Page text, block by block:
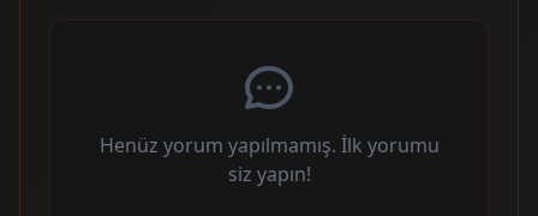
Henüz yorum yapılmamış. İlk yorumu
siz yapın!